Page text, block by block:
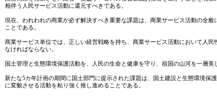
相伴う人民サービス活動に還元すべきである。
現在、われわれの商業が必ず解決すべき重要な課題は、商業サービス活動の全
ことである。
商業サービス単位では、正しい経営戦略を持ち、商業サービス活動において人
なければならない。
国土管理と生態環境保護活動を、人民の生命と健康を守り、祖国の山河を一層
新たな5カ年計画の期間に国土部門に提示された課題は、国土建設と生態環境
に変貌させる活動を粘り強く推し進めることである。